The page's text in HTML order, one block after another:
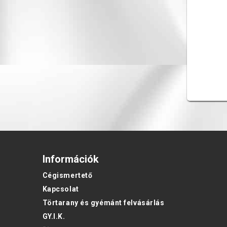
Információk
Cégismertető
Kapcsolat
Törtarany és gyémánt felvásárlás
GY.I.K.